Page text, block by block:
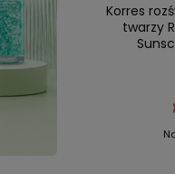
Korres
twarzy